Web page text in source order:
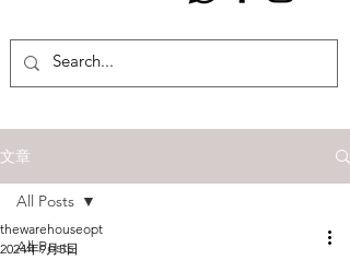
文章
All Posts
All Posts
thewarehouseopt
2024年9月5日